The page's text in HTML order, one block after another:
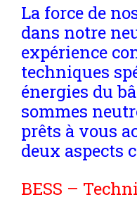
La force de
dans notre
expérience
techniques
énergies du
sommes
prêts à vous
deux aspects
BESS –